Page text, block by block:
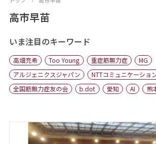
ニュース
おすすめコンテンツ
出版物
会社概要
高市早苗
いま注目のキーワード
高畑充希 Too Young 重症筋無力症
MG
アルジェニクスジャパン
NTTコミュニケーショ
全国筋無力症友の会
b.dot 愛知 AI
熊